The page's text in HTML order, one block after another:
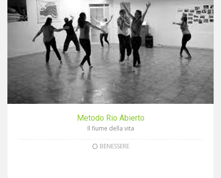
Metodo Rio Abierto
Il fiume della vita
BENESSERE